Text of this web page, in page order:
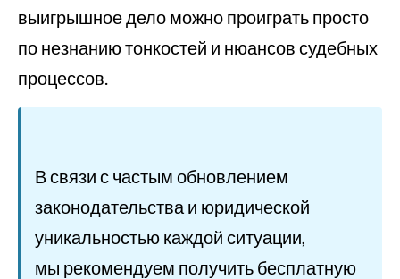
выигрышное дело можно проиграть просто
по незнанию тонкостей и нюансов судебных
процессов.
В связи с частым обновлением
законодательства и юридической
уникальностью каждой ситуации,
мы рекомендуем получить бесплатную